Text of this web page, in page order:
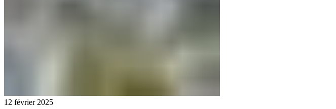
12 février 2025